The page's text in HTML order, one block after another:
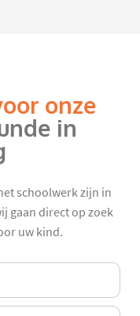
onze
in
schoolwerk zijn in
gaan direct op zoek
uw kind.